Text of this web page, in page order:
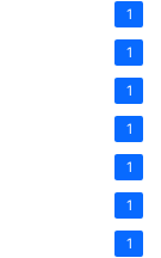
1
1
1
1
1
1
1